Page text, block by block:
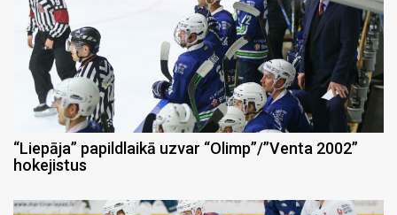
“Liepāja” papildlaikā uzvar “Olimp”/”Venta 2002”
hokejistus